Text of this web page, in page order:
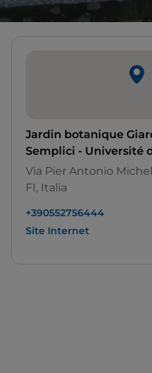
Jardin botanique
Semplici - Université
Via Pier Antonio
FI, Italia
+390552756444
Site Internet